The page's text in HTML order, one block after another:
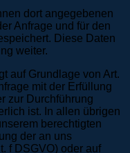
dort angegebenen
Anfrage und für den
Diese Daten
weiter.
auf Grundlage von Art.
mit der Erfüllung
zur Durchführung
ist. In allen übrigen
berechtigten
der an uns
f DSGVO) oder auf